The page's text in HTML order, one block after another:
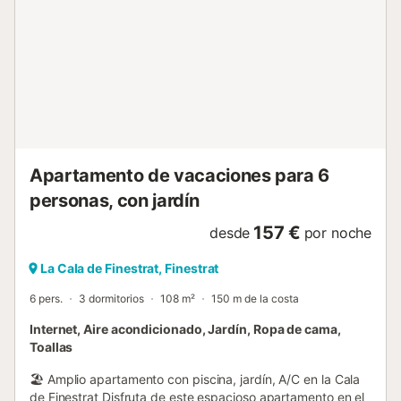
Apartamento de vacaciones para 6
personas, con jardín
desde 157 € por noche
La Cala de Finestrat, Finestrat
6 pers. 3 dormitorios 108 m² 150 m de la costa
Internet, Aire acondicionado, Jardín, Ropa de cama,
Toallas
🏖️ Amplio apartamento con piscina, jardín, A/C en la Cala
de Finestrat Disfruta de este espacioso apartamento en el